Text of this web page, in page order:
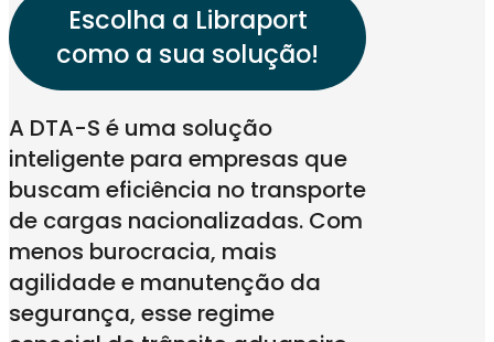
Escolha a Libraport
como a sua solução!
A DTA-S é uma solução
inteligente para empresas que
buscam eficiência no transporte
de cargas nacionalizadas. Com
menos burocracia, mais
agilidade e manutenção da
segurança, esse regime